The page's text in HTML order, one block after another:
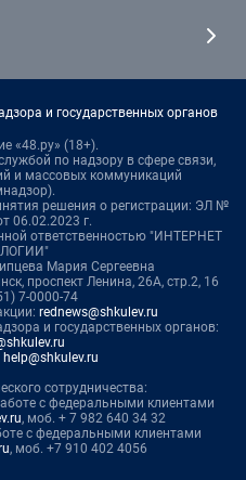
и государственных органов
«48.ру» (18+).
по надзору в сфере связи,
и массовых коммуникаций
решения о регистрации: ЭЛ №
06.02.2023 г.
ответственностью "ИНТЕРНЕТ
Мария Сергеевна
проспект Ленина, 26А, стр.2, 16
7-0000-74
rednews@shkulev.ru
и государственных органов:
help@shkulev.ru
сотрудничества:
с федеральными клиентами
, моб. + 7 982 640 34 32
с федеральными клиентами
, моб. +7 910 402 4056